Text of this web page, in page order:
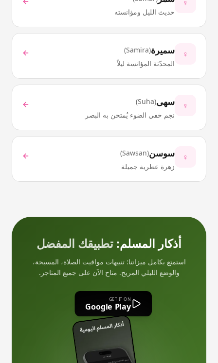
♀
حديث الليل ومؤانسته
♀ سميرة(
Samira
)
المحدّثة المؤانسة ليلاً
♀ سهى(
Suha
)
نجم خفي الضوء يُمتحن به البصر
♀ سوسن(
Sawsan
)
زهرة عطرية جميلة
أذكار المسلم: تطبيقك المفضل
استمتع بكامل ميزاتنا: تنبيهات مواقيت الصلاة، المسبحة،
والوضع الليلي المريح. متاح الآن على جميع المتاجر.
GET IT ON
Google Play